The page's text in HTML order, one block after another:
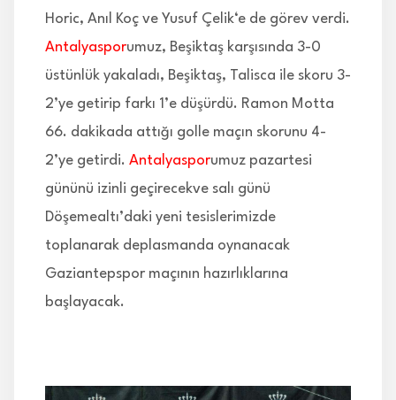
Horic, Anıl Koç ve Yusuf Çelik‘e de görev verdi.
Antalyasporumuz, Beşiktaş karşısında 3-0
üstünlük yakaladı, Beşiktaş, Talisca ile skoru 3-
2’ye getirip farkı 1’e düşürdü. Ramon Motta
66. dakikada attığı golle maçın skorunu 4-
2’ye getirdi. Antalyasporumuz pazartesi
gününü izinli geçirecekve salı günü
Döşemealtı’daki yeni tesislerimizde
toplanarak deplasmanda oynanacak
Gaziantepspor maçının hazırlıklarına
başlayacak.